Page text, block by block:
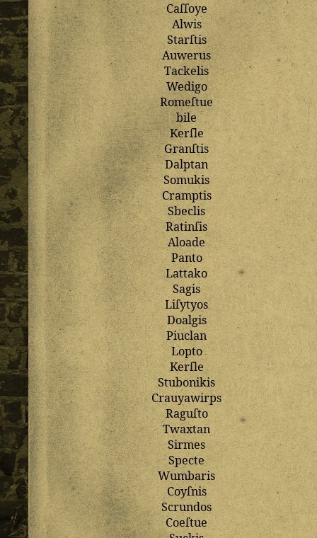
Caſſoye
Alwis
Starſtis
Auwerus
Tackelis
Wedigo
Romeſtue
bile
Kerſle
Granſtis
Dalptan
Somukis
Cramptis
Sbeclis
Ratinſis
Aloade
Panto
Lattako
Sagis
Liſytyos
Doalgis
Piuclan
Lopto
Kerſle
Stubonikis
Crauyawirps
Raguſto
Twaxtan
Sirmes
Specte
Wumbaris
Coyſnis
Scrundos
Coeſtue